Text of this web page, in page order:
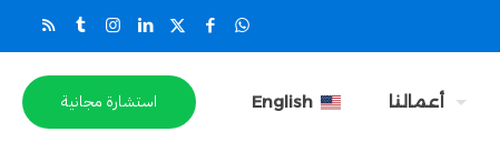
أعمالنا English استشارة مجانية